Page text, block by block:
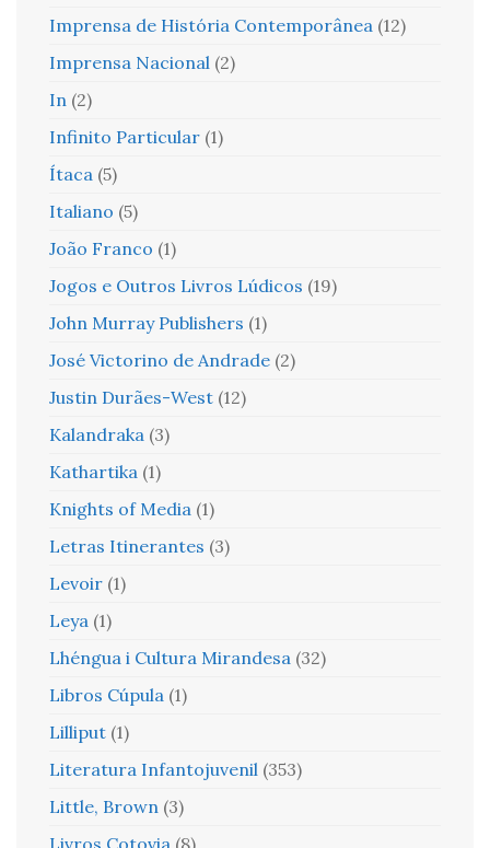
Imprensa de História Contemporânea (12)
Imprensa Nacional (2)
In (2)
Infinito Particular (1)
Ítaca (5)
Italiano (5)
João Franco (1)
Jogos e Outros Livros Lúdicos (19)
John Murray Publishers (1)
José Victorino de Andrade (2)
Justin Durães-West (12)
Kalandraka (3)
Kathartika (1)
Knights of Media (1)
Letras Itinerantes (3)
Levoir (1)
Leya (1)
Lhéngua i Cultura Mirandesa (32)
Libros Cúpula (1)
Lilliput (1)
Literatura Infantojuvenil (353)
Little, Brown (3)
Livros Cotovia (8)